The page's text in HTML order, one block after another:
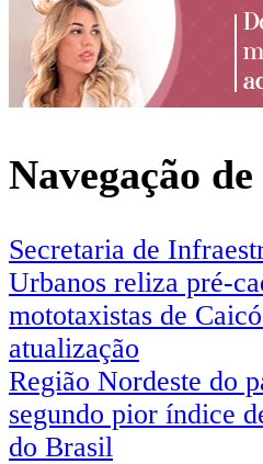
Navegação
Secretaria de
Urbanos reliza pré-
mototaxistas de
atualização
Região Nordeste do
segundo pior índice
do Brasil